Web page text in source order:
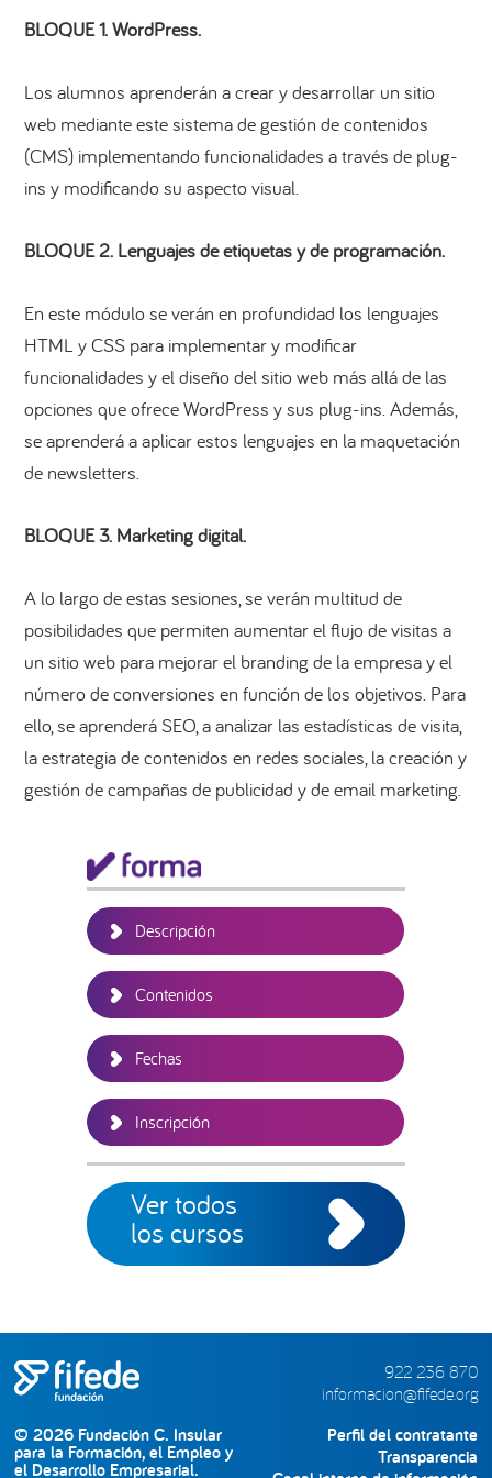
BLOQUE 1. WordPress.
Los alumnos aprenderán a crear y desarrollar un sitio
web mediante este sistema de gestión de contenidos
(CMS) implementando funcionalidades a través de plug-
ins y modificando su aspecto visual.
BLOQUE 2. Lenguajes de etiquetas y de programación.
En este módulo se verán en profundidad los lenguajes
HTML y CSS para implementar y modificar
funcionalidades y el diseño del sitio web más allá de las
opciones que ofrece WordPress y sus plug-ins. Además,
se aprenderá a aplicar estos lenguajes en la maquetación
de newsletters.
BLOQUE 3. Marketing digital.
A lo largo de estas sesiones, se verán multitud de
posibilidades que permiten aumentar el flujo de visitas a
un sitio web para mejorar el branding de la empresa y el
número de conversiones en función de los objetivos. Para
ello, se aprenderá SEO, a analizar las estadísticas de visita,
la estrategia de contenidos en redes sociales, la creación y
gestión de campañas de publicidad y de email marketing.
Barra
lateral
principal
Descripción
Contenidos
Fechas
Inscripción
Ver todos
los cursos
© 2026 Fundación C. Insular
para la Formación, el Empleo y
el Desarrollo Empresarial.
922 236 870
informacion@fifede.org
Perfil del contratante
Transparencia